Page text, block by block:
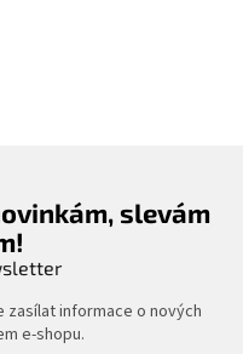
slevám
zasílat informace o nových
e-shopu.